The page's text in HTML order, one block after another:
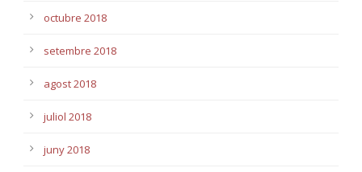
octubre 2018
setembre 2018
agost 2018
juliol 2018
juny 2018